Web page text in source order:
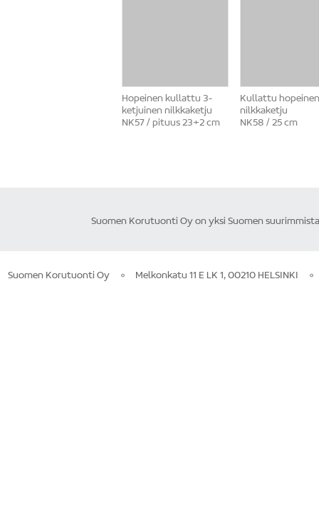
Hopeinen kullattu 3-
ketjuinen nilkkaketju
NK57 / pituus 23+2 cm
Kullattu hopeinen
nilkkaketju
NK58 / 25 cm
Suomen Korutuonti Oy on yksi Suomen
Suomen Korutuonti Oy Melkonkatu 11 E LK 1, 00210 HELSINKI